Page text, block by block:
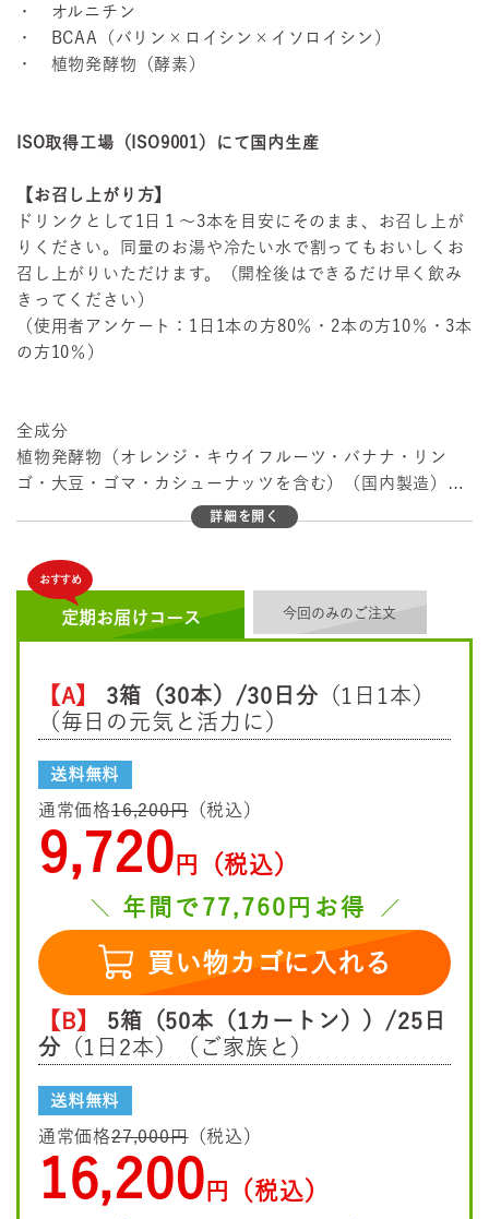
・ オルニチン
・ BCAA（バリン×ロイシン×イソロイシン）
・ 植物発酵物（酵素）
ISO取得工場（ISO9001）にて国内生産
【お召し上がり方】
ドリンクとして1日１〜3本を目安にそのまま、お召し上が
りください。同量のお湯や冷たい水で割ってもおいしくお
召し上がりいただけます。（開栓後はできるだけ早く飲み
きってください）
（使用者アンケート：1日1本の方80％・2本の方10％・3本
の方10％）
全成分
植物発酵物（オレンジ・キウイフルーツ・バナナ・リン
ゴ・大豆・ゴマ・カシューナッツを含む）（国内製造）、
L-カルニチン、霊芝エキス、ケイヒエキス、クコシエキ
実エキス、ナツメエキス、エゾウコギエキス、オルニチ
ン、ローヤルゼリー抽出物、高麗人参エキス、ナルコユリ
エキス、スッポンエキス、ショウガ抽出物、マカ抽出液/
酸味料、増粘多糖類、香料、カフェイン（抽出物）、ロイ
V.B1、香辛料抽出物、V.B2、V.B6、ナイアシン、パントテ
ン酸Ca
詳細を開く
定期お届けコース
おすすめ
今回のみのご注文
【A】 3箱（30本）/30日分 （1日1本）
（毎日の元気と活力に）
送料無料
通常価格16,200円（税込）
9,720 円（税込）
年間で77,760円お得
買い物カゴに入れる
【B】
5箱（50本（1カートン））/25日
分 （1日2本）（ご家族と）
送料無料
通常価格27,000円（税込）
16,200 円（税込）